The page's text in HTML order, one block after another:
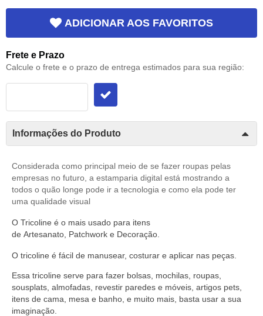
ADICIONAR AOS FAVORITOS
Frete e Prazo
Calcule o frete e o prazo de entrega estimados para sua região:
Informações do Produto
Considerada como principal meio de se fazer roupas pelas
empresas no futuro, a estamparia digital está mostrando a
todos o quão longe pode ir a tecnologia e como ela pode ter
uma qualidade visual
O Tricoline é o mais usado para itens
de Artesanato Patchwork e Decoração
O tricoline é fácil de manusear, costurar e aplicar nas peças.
Essa tricoline serve para fazer bolsas, mochilas, roupas,
sousplats, almofadas, revestir paredes e móveis, artigos pets,
itens de cama, mesa e banho, e muito mais, basta usar a sua
imaginação.